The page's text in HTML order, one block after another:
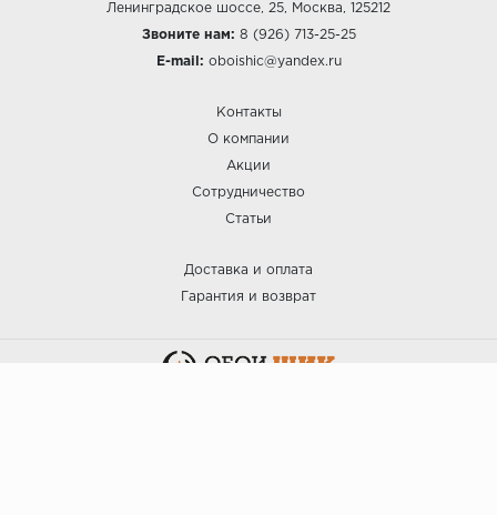
Ленинградское шоссе, 25, Москва, 125212
Звоните нам: 8 (926) 713-25-25
E-mail: oboishic@yandex.ru
Контакты
О компании
Акции
Сотрудничество
Статьи
Доставка и оплата
Гарантия и возврат